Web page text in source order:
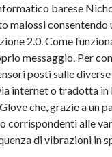
barese
consentendo
2.0. Come
messaggio. Per
posti sulle
internet o tradotta in
che, grazie a un
corrispondenti alle
di vibrazioni in